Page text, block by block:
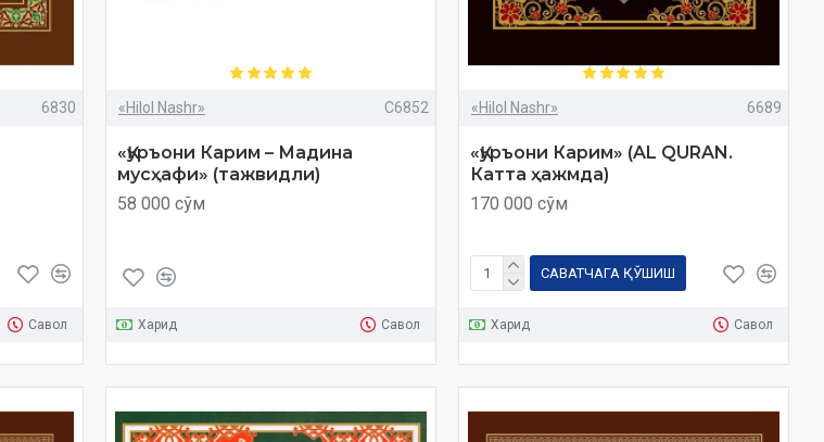
6830
Савол
«Hilol Nashr» C6852
«Қуръони Карим – Мадина
мусҳафи» (тажвидли)
58 000 сўм
Харид Савол
«Hilol Nashr» 6689
«Қуръони Карим» (AL QURAN.
Катта ҳажмда)
170 000 сўм
САВАТЧАГА ҚЎШИШ
Харид Савол